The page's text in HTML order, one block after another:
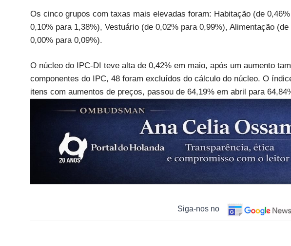
Os cinco grupos com taxas mais elevadas foram: Habitação (de
0,10% para 1,38%), Vestuário (de 0,02% para 0,99%), Alimentação
0,00% para 0,09%).
O núcleo do IPC-DI teve alta de 0,42% em maio, após um aumento
componentes do IPC, 48 foram excluídos do cálculo do núcleo. O
itens com aumentos de preços, passou de 64,19% em abril para
Siga-nos no